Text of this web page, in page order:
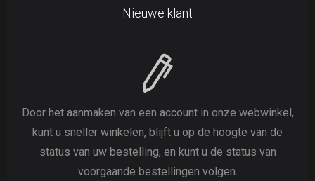
Nieuwe klant
Door het aanmaken van een account in onze webwinkel,
kunt u sneller winkelen, blijft u op de hoogte van de
status van uw bestelling, en kunt u de status van
voorgaande bestellingen volgen.